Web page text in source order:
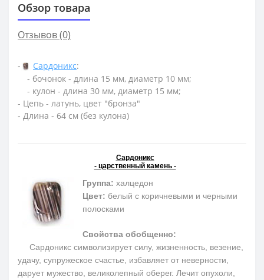
Обзор товара
Отзывов (0)
- Сардоникс:
- бочонок - длина 15 мм, диаметр 10 мм;
- кулон - длина 30 мм, диаметр 15 мм;
- Цепь - латунь, цвет "бронза"
- Длина - 64 см (без кулона)
Сардоникс
- царственный камень -
Группа: халцедон
Цвет: белый с коричневыми и черными
полосками
Свойства обобщенно:
Сардоникс символизирует силу, жизненность, везение,
удачу, супружеское счастье, избавляет от неверности,
дарует мужество, великолепный оберег. Лечит опухоли,